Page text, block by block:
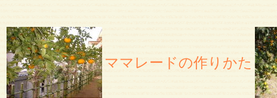
ママレードの作りかた